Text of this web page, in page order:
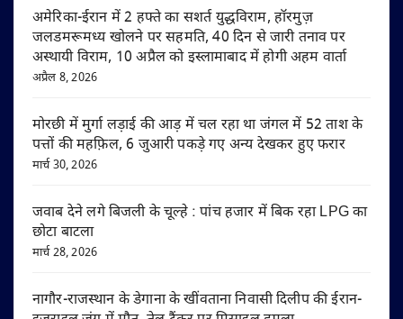
अमेरिका-ईरान में 2 हफ्ते का सशर्त युद्धविराम, हॉरमुज़
जलडमरूमध्य खोलने पर सहमति, 40 दिन से जारी तनाव पर
अस्थायी विराम, 10 अप्रैल को इस्लामाबाद में होगी अहम वार्ता
अप्रैल 8, 2026
मोरछी में मुर्गा लड़ाई की आड़ में चल रहा था जंगल में 52 ताश के
पत्तों की महफ़िल, 6 जुआरी पकड़े गए अन्य देखकर हुए फरार
मार्च 30, 2026
जवाब देने लगे बिजली के चूल्हे : पांच हजार में बिक रहा LPG का
छोटा बाटला
मार्च 28, 2026
नागौर-राजस्थान के डेगाना के खींवताना निवासी दिलीप की ईरान-